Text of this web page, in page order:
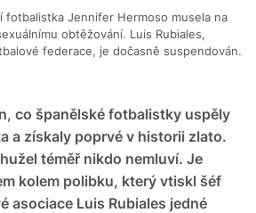
co španělské fotbalistky uspěly
a získaly poprvé v historii zlato.
téměř nikdo nemluví. Je
kolem polibku, který vtiskl šéf
asociace Luis Rubiales jedné
fotbalistka Jennifer Hermoso musela na
obtěžování. Luis Rubiales,
federace, je dočasně suspendován.